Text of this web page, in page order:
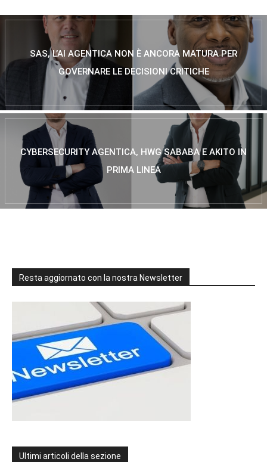
SAS, L’AI AGENTICA NON È ANCORA MATURA PER
GOVERNARE LE DECISIONI CRITICHE
CYBERSECURITY AGENTICA, HWG SABABA E AKITO IN
PRIMA LINEA
Resta aggiornato con la nostra Newsletter
Ultimi articoli della sezione